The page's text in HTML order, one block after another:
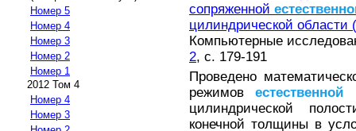
Номер 5
Номер 4
Номер 3
Номер 2
Номер 1
2012 Том 4
Номер 4
Номер 3
сопряженной
цилиндрической
Компьютерные
2, с. 179-191
Проведено
режимовестественной
цилиндрической
конечной толщины в